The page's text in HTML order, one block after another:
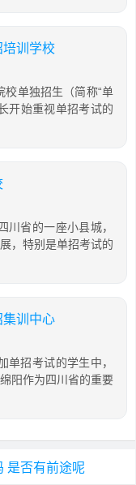
培训学校
单独招生（简称“单
开始重视单招考试的
省的一座小县城，
，特别是单招考试的
集训中心
招考试的学生中，
阳作为四川省的重要
是否有前途呢